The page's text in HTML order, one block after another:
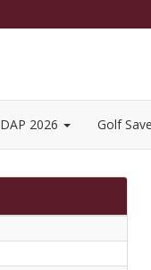
DAP 2026 Golf